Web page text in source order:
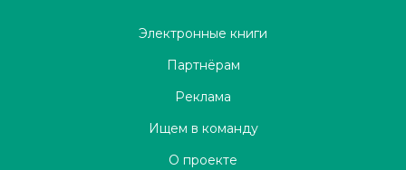
Электронные книги
Партнёрам
Реклама
Ищем в команду
О проекте